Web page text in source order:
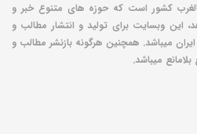
کشور است که حوزه های متنوع خبر و
وبسایت برای تولید و انتشار مطالب و
میباشد. همچنین هرگونه بازنشر مطالب و
میباشد.